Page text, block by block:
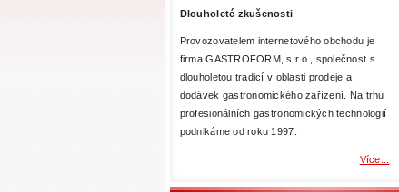
Dlouholeté zkušenosti
Provozovatelem internetového obchodu je
firma GASTROFORM, s.r.o., společnost s
dlouholetou tradicí v oblasti prodeje a
dodávek gastronomického zařízení. Na trhu
profesionálních gastronomických technologií
podnikáme od roku 1997.
Více...